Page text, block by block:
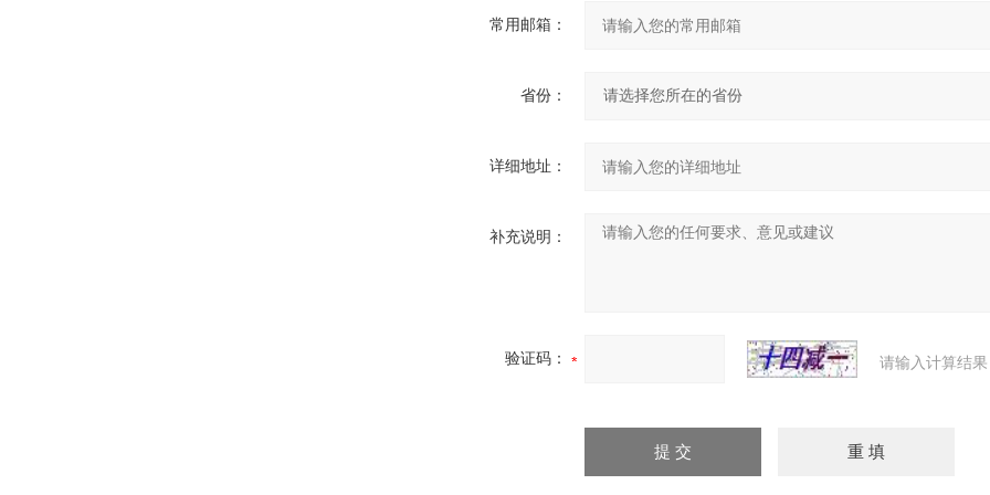
常用邮箱：
省份：
详细地址：
补充说明：
验证码： 请输入计算结